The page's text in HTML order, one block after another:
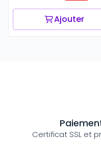
Ajouter
Certificat SSL et